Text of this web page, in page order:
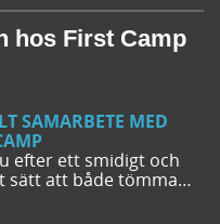
Vi ger dig några
på ställplatser och
så att du kan
hos First Camp
SAMARBETE MED
efter ett smidigt och
sätt att både tömma